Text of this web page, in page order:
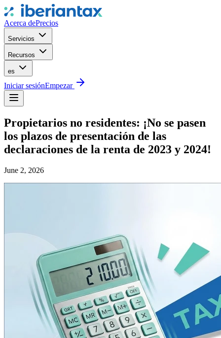
Acerca dePrecios
Servicios
Recursos
es
Iniciar sesiónEmpezar
Propietarios no residentes: ¡No se pasen
los plazos de presentación de las
declaraciones de la renta de 2023 y 2024!
June 2, 2026